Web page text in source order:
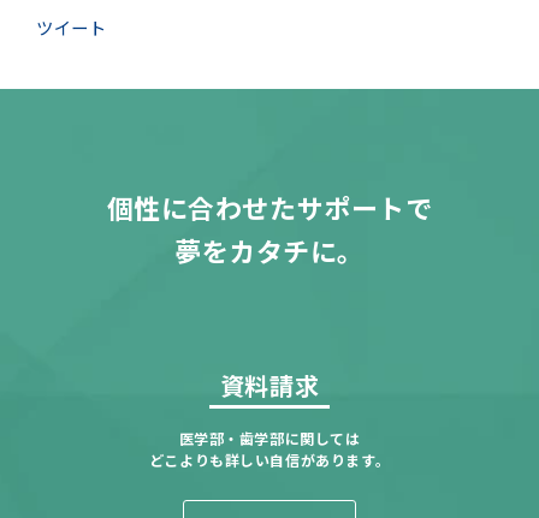
ツイート
個性に合わせたサポートで
夢をカタチに。
資料請求
医学部・歯学部に関しては
どこよりも詳しい自信があります。